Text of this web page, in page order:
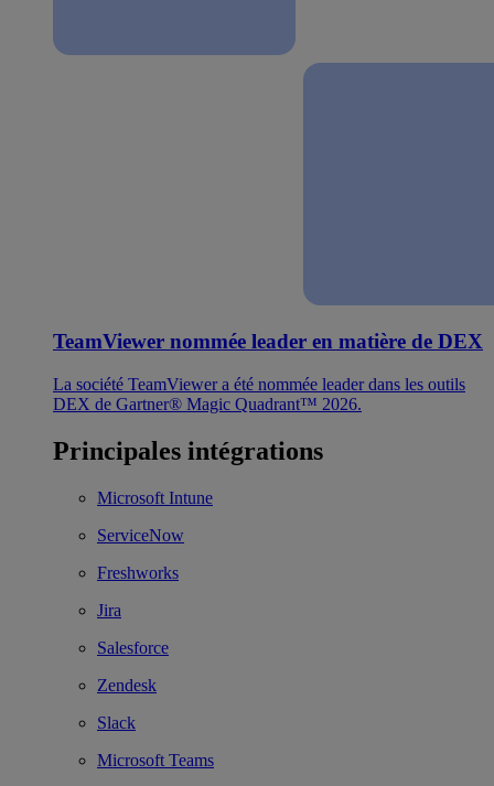
TeamViewer nommée leader en matière de DEX
La société TeamViewer a été nommée leader dans les outils
DEX de Gartner® Magic Quadrant™ 2026.
Principales intégrations
Microsoft Intune
ServiceNow
Freshworks
Jira
Salesforce
Zendesk
Slack
Microsoft Teams